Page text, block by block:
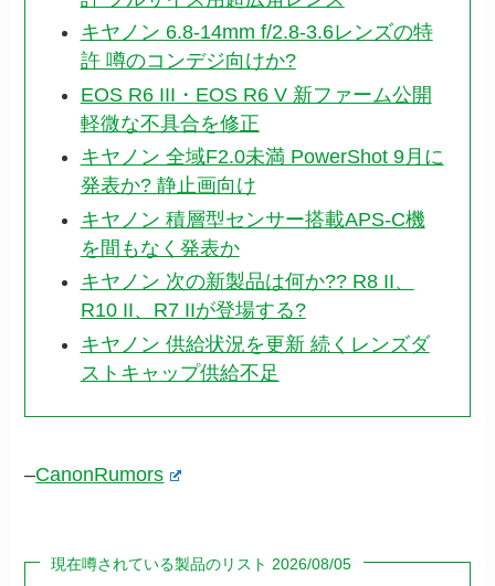
キヤノン 6.8-14mm f/2.8-3.6レンズの特
許 噂のコンデジ向けか?
EOS R6 III・EOS R6 V 新ファーム公開
軽微な不具合を修正
キヤノン 全域F2.0未満 PowerShot 9月に
発表か? 静止画向け
キヤノン 積層型センサー搭載APS-C機
を間もなく発表か
キヤノン 次の新製品は何か?? R8 II、
R10 II、R7 IIが登場する?
キヤノン 供給状況を更新 続くレンズダ
ストキャップ供給不足
–CanonRumors
現在噂されている製品のリスト 2026/08/05